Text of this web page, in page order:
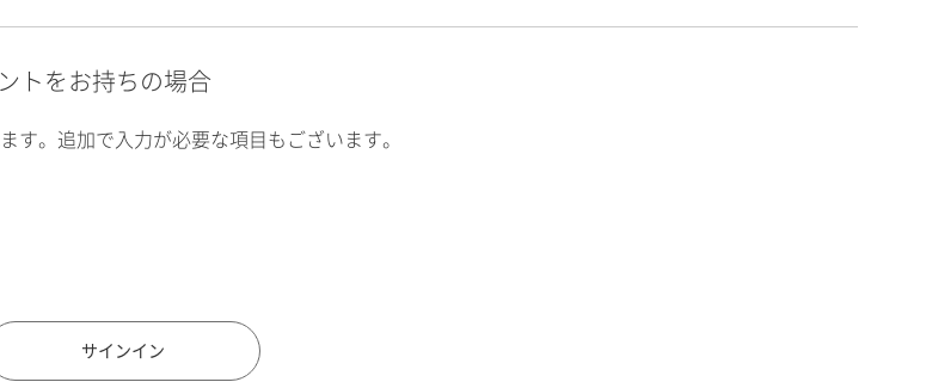
住所検索
トをお持ちの場合
。追加で入力が必要な項目もございます。
サインイン